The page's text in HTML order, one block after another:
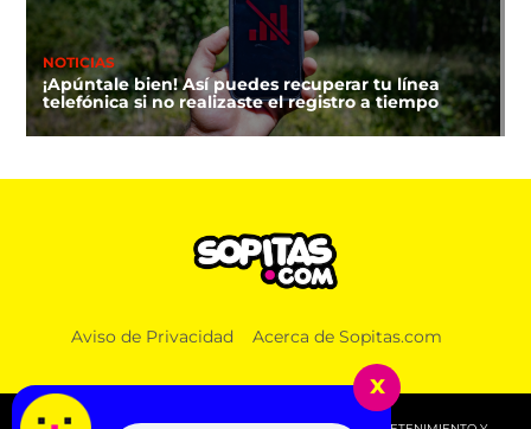
NOTICIAS
¡Apúntale bien! Así puedes recuperar tu línea
telefónica si no realizaste el registro a tiempo
Aviso de Privacidad Acerca de Sopitas.com
x